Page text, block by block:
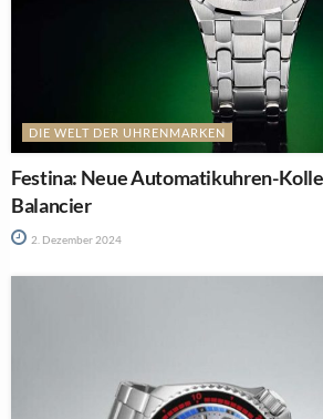
DIE WELT DER UHRENMARKEN
Festina: Neue Automatikuhren-
Balancier
2. Dezember 2024